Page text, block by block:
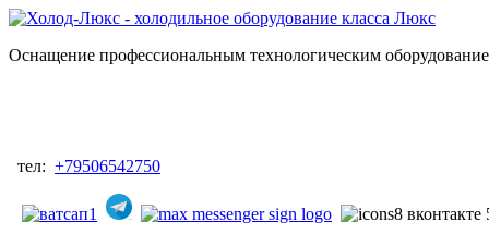
Оснащение профессиональным технологическим
тел: +79506542750